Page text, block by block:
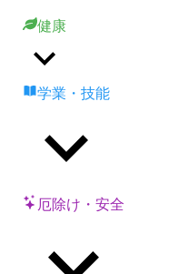
健康
学業・技能
厄除け・安全